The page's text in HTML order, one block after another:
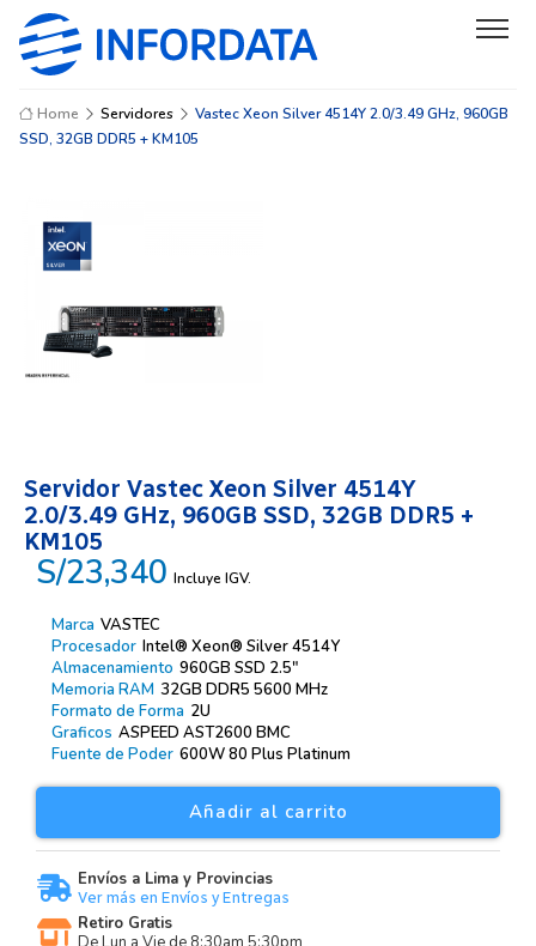
Home Servidores
Vastec Xeon Silver 4514Y 2.0/3.49 GHz, 960GB
SSD, 32GB DDR5 + KM105
Servidor Vastec Xeon Silver 4514Y
2.0/3.49 GHz, 960GB SSD, 32GB DDR5 +
KM105
Marca VASTEC
Procesador Intel® Xeon® Silver 4514Y
Almacenamiento 960GB SSD 2.5″
Memoria RAM 32GB DDR5 5600 MHz
Formato de Forma 2U
Graficos ASPEED AST2600 BMC
Fuente de Poder 600W 80 Plus Platinum
S/23,340 Incluye IGV.
Añadir al carrito
Envíos a Lima y Provincias
Ver más en Envíos y Entregas
Retiro Gratis